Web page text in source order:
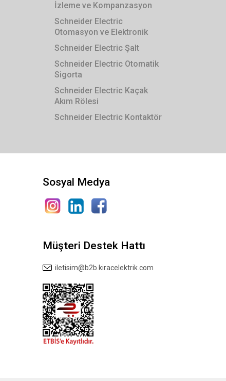
İzleme ve Kompanzasyon
Schneider Electric
Otomasyon ve Elektronik
Schneider Electric Şalt
Schneider Electric Otomatik
Sigorta
Schneider Electric Kaçak
Akım Rölesi
Schneider Electric Kontaktör
Sosyal Medya
Müşteri Destek Hattı
iletisim@b2b.kiracelektrik.com